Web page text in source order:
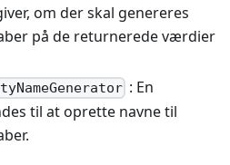
om der skal genereres
på de returnerede værdier
: En
til at oprette navne til